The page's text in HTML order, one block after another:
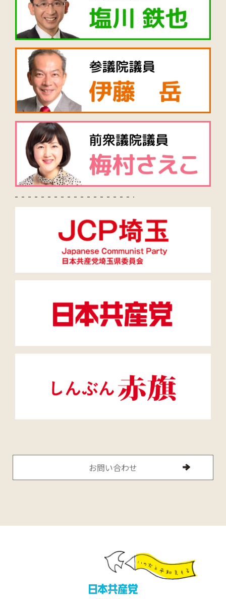
お問い合わせ